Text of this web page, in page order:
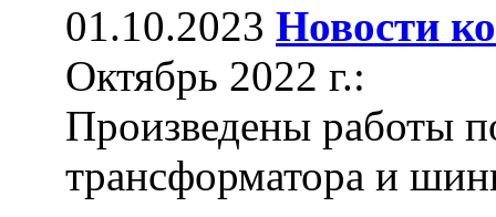
01.10.2023 Новости
Октябрь 2022 г.:
Произведены работы
трансформатора и